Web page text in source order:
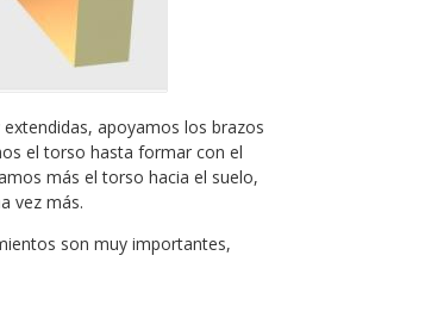
apoyamos los brazos
el torso hasta formar con el
más el torso hacia el suelo,
vez más.
son muy importantes,